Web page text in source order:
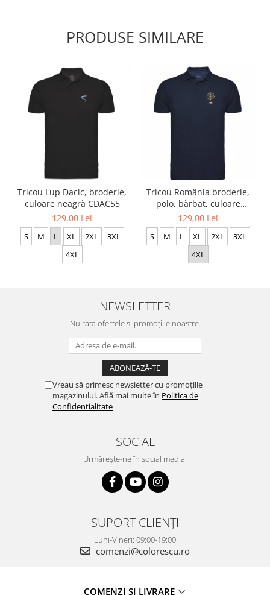
PRODUSE SIMILARE
Tricou Lup Dacic, broderie,
culoare neagră CDAC55
129,00 Lei
S M L XL 2XL
3XL
4XL
Tricou România broderie,
polo, bărbat, culoare
bleumarin, CRP83
129,00 Lei
S M L XL 2XL
3XL
4XL
NEWSLETTER
Nu rata ofertele și promoțiile noastre.
Vreau să primesc newsletter cu promoțiile
magazinului. Află mai multe în Politica de
Confidentialitate
SOCIAL
Urmărește-ne în social media.
SUPORT CLIENȚI
Luni-Vineri: 09:00-19:00
comenzi@colorescu.ro
COMENZI ȘI LIVRARE